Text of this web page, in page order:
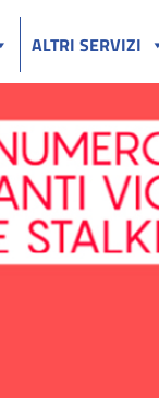
ALTRI SERVIZI